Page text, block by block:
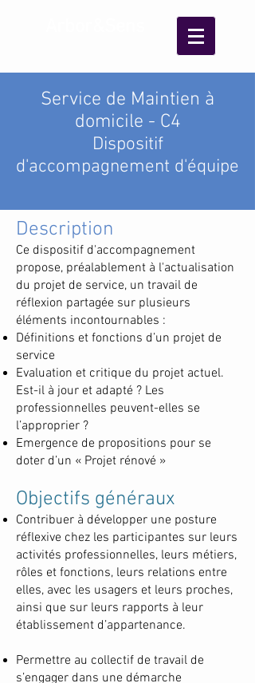
Service de Maintien à
domicile - C4
Dispositif
d'accompagnement d'équipe
Description
Ce dispositif d'accompagnement
propose, préalablement à l'actualisation
du projet de service, un travail de
réflexion partagée sur plusieurs
éléments incontournables :
Définitions et fonctions d’un projet de
service
Evaluation et critique du projet actuel.
Est-il à jour et adapté ? Les
professionnelles peuvent-elles se
l’approprier ?
Emergence de propositions pour se
doter d’un « Projet rénové »
Objectifs généraux
Contribuer à développer une posture
réflexive chez les participantes sur leurs
activités professionnelles, leurs métiers,
rôles et fonctions, leurs relations entre
elles, avec les usagers et leurs proches,
ainsi que sur leurs rapports à leur
établissement d’appartenance.
Permettre au collectif de travail de
s’engager dans une démarche